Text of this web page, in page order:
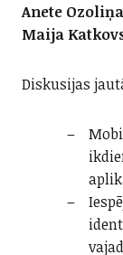
Anete
Maija
Diskusijas